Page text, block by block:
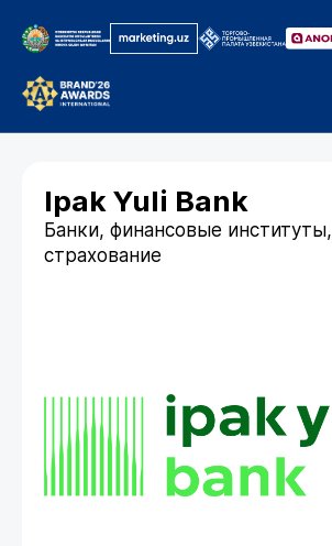
Ipak Yuli Bank
Банки, финансовые институты,
страхование